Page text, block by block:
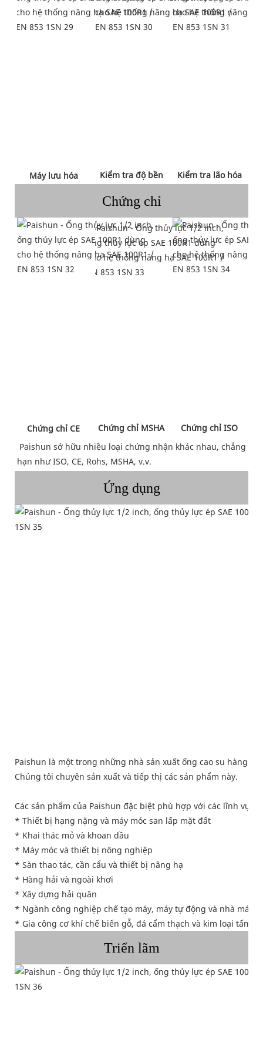
Máy lưu hóa Kiểm tra độ bền Kiểm tra lão hóa
Chứng chỉ
Chứng chỉ CE Chứng chỉ MSHA
Chứng chỉ ISO
Paishun sở hữu nhiều loại chứng nhận khác nhau, chẳng
hạn như ISO, CE, Rohs, MSHA, v.v.
Ứng dụng
Paishun là một trong những nhà sản xuất ống cao su hàng
Chúng tôi chuyên sản xuất và tiếp thị các sản phẩm này.
Các sản phẩm của Paishun đặc biệt phù hợp với các lĩnh vực
* Thiết bị hạng nặng và máy móc san lấp mặt đất
* Khai thác mỏ và khoan dầu
* Máy móc và thiết bị nông nghiệp
* Sàn thao tác, cần cẩu và thiết bị nâng hạ
* Hàng hải và ngoài khơi
* Xây dựng hải quân
* Ngành công nghiệp chế tạo máy, máy tự động và nhà máy
* Gia công cơ khí chế biến gỗ, đá cẩm thạch và kim loại tấm
Triển lãm